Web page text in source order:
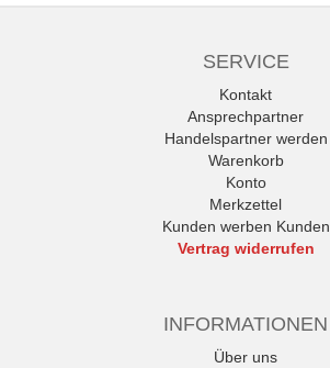
SERVICE
Kontakt
Ansprechpartner
Handelspartner werden
Warenkorb
Konto
Merkzettel
Kunden werben Kunden
Vertrag widerrufen
INFORMATIONEN
Über uns